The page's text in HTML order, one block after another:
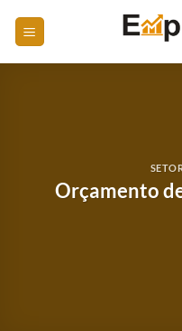
Orçamento